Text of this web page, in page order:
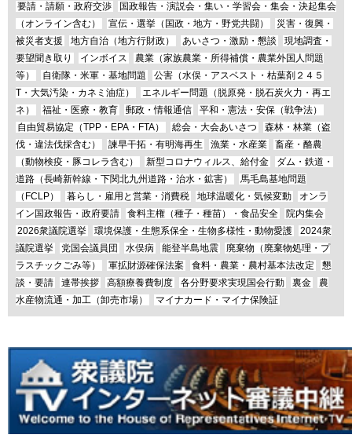
要請・請願・政府交渉
国政報告・演説会・集い・学習会・集会・決起集会
（オンライン含む）
宣伝・選挙（国政・地方・野党共闘）
災害・復興・
被災者支援
地方自治（地方行財政） あいさつ・激励・懇談
現地調査・
要望聞き取り
インボイス
農業（家族農業・所得補償・農業外国人問題
等）
自衛隊・米軍・基地問題
公害（水俣・アスベスト・枯葉剤２４５
T・大気汚染・カネミ油症）
エネルギー問題（脱原発・脱石炭火力・再エ
ネ）
福祉・医療・教育 郵政・情報通信
平和・憲法・安保（戦争法）
自由貿易協定（TPP・EPA・FTA）
総会・大会あいさつ
森林・林業（盗
伐・違法伐採含む）
諫早干拓・有明海再生 漁業・水産業
畜産・酪農
（動物検疫・豚コレラ含む）
新型コロナウィルス、給付金
ダム・鉄道・
道路（長崎新幹線・下関北九州道路・治水・鉱害）
馬毛島基地問題
（FCLP）
暮らし・雇用と営業・消費税 地球温暖化・気候変動
オンラ
イン国政報告・政府要請
食料主権（種子・種苗）・食品安全
院内集会
2026衆議院選挙
環境保護・生態系保全・生物多様性・動物愛護
2024衆
議院選挙
党国会議員団 水俣病 能登半島地震
廃棄物（廃棄物処理・プ
ラスチックごみ等）
軍拡財源確保法案 食料・農業・農村基本法改定
懇
談・要請
連帯挨拶 高額療養費制度 各分野要求実現国会行動 裏金
農
水産物流通・加工（卸売市場）
マイナカード・マイナ保険証